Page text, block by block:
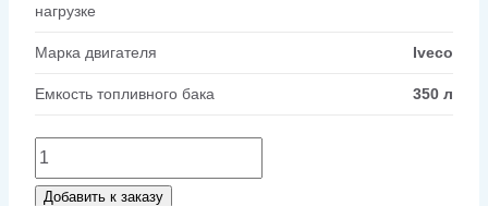
нагрузке
Марка двигателя Iveco
Емкость топливного бака 350 л
Количество
товара
Добавить к заказу